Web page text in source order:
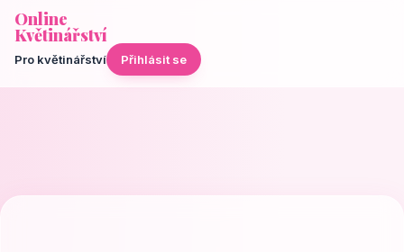
Online
Květinářství
Pro květinářství Přihlásit se